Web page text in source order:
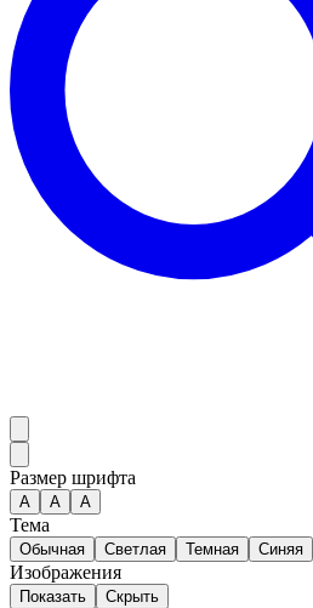
Размер шрифта
А A A
Тема
Обычная Светлая Темная Синяя
Изображения
Показать Скрыть